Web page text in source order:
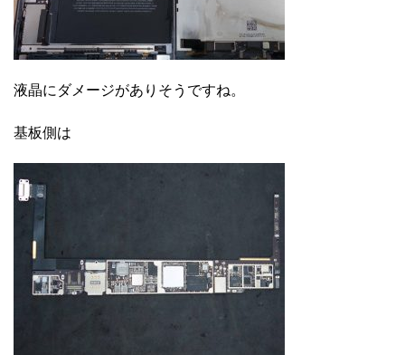
液晶にダメージがありそうですね。
基板側は